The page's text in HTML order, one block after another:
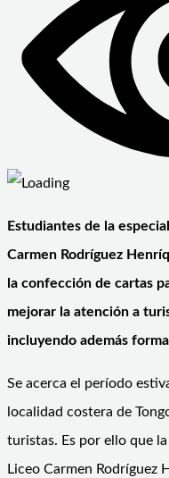
Estudiantes de la
Carmen Rodríguez
la confección de cartas
mejorar la atención a
incluyendo además
Se acerca el período
localidad costera de
turistas. Es por ello que
Liceo Carmen Rodríguez